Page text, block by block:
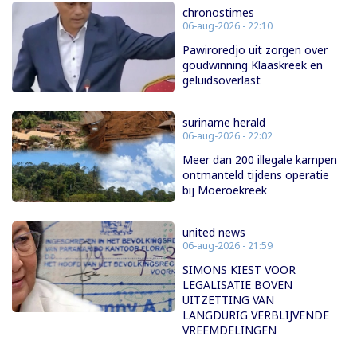
chronostimes
06-aug-2026 - 22:10
Pawiroredjo uit zorgen over
goudwinning Klaaskreek en
geluidsoverlast
suriname herald
06-aug-2026 - 22:02
Meer dan 200 illegale kampen
ontmanteld tijdens operatie
bij Moeroekreek
united news
06-aug-2026 - 21:59
SIMONS KIEST VOOR
LEGALISATIE BOVEN
UITZETTING VAN
LANGDURIG VERBLIJVENDE
VREEMDELINGEN